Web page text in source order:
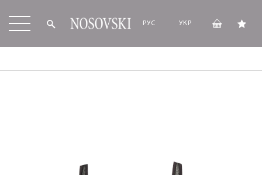
РУС УКР